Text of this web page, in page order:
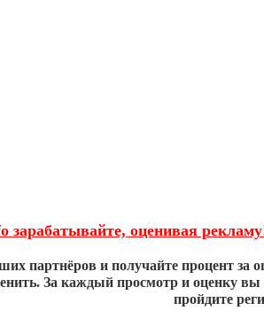
зарабатывайте, оценивая
партнёров и получайте процент за
За каждый просмотр и оценку вы
пройдите